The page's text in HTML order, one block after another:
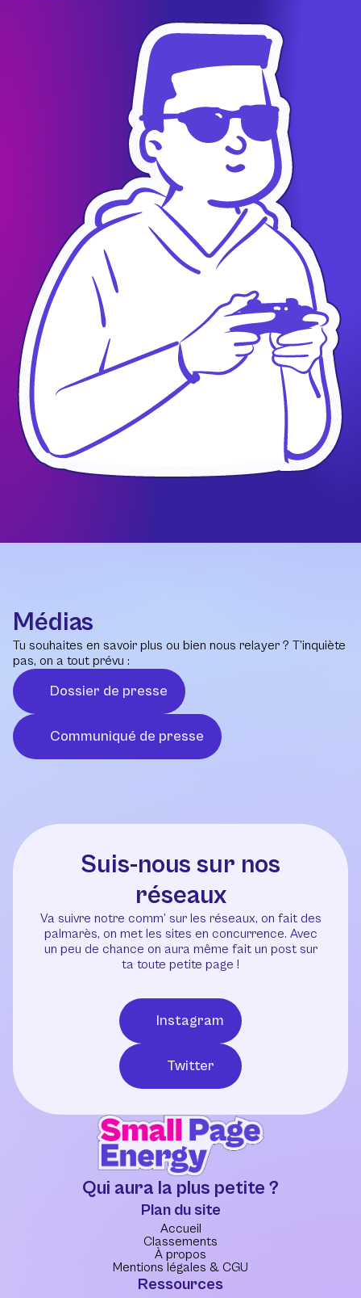
Médias
Tu souhaites en savoir plus ou bien nous relayer ? T’inquiète
pas, on a tout prévu :
Dossier de presse
Communiqué de presse
Suis-nous sur nos
réseaux
Va suivre notre comm’ sur les réseaux, on fait des
palmarès, on met les sites en concurrence. Avec
un peu de chance on aura même fait un post sur
ta toute petite page !
Instagram
Twitter
Qui aura la plus petite ?
Plan du site
Accueil
Classements
À propos
Mentions légales & CGU
Ressources